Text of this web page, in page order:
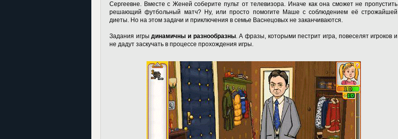
Сергеевне. Вместе с Женей соберите пульт от телевизора. Иначе как она сможет не пропустить
решающий футбольный матч? Ну, или просто помогите Маше с соблюдением её строжайшей
диеты. Но на этом задачи и приключения в семье Васнецовых не заканчиваются.
Задания игрыдинамичны и разнообразны. А фразы, которыми пестрит игра, повеселят игроков и
не дадут заскучать в процессе прохождения игры.